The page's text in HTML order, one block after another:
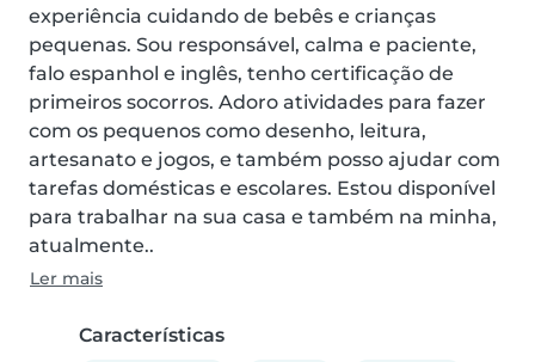
experiência cuidando de bebês e crianças
pequenas. Sou responsável, calma e paciente,
falo espanhol e inglês, tenho certificação de
primeiros socorros. Adoro atividades para fazer
com os pequenos como desenho, leitura,
artesanato e jogos, e também posso ajudar com
tarefas domésticas e escolares. Estou disponível
para trabalhar na sua casa e também na minha,
atualmente..
Ler mais
Características